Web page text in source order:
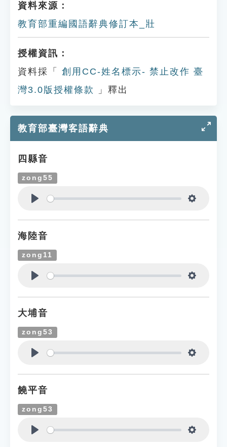
資料來源：
教育部重編國語辭典修訂本_壯
授權資訊：
資料採「
創用CC-姓名標示- 禁止改作 臺
灣3.0版授權條款
」釋出
教育部臺灣客語辭典
四縣音
zong55
海陸音
zong11
大埔音
zong53
饒平音
zong53